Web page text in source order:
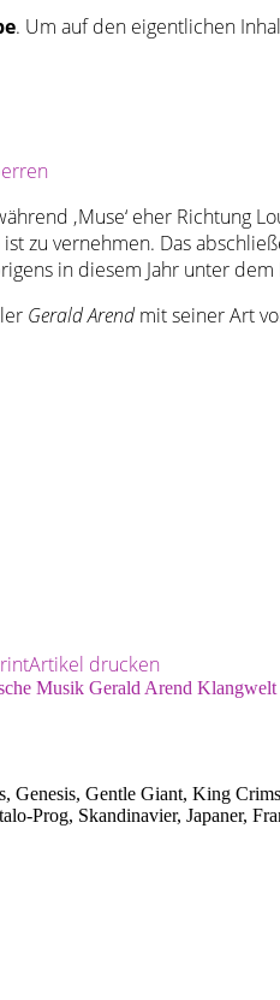
. Um auf den eigentlichen
‚Muse‘ eher
zu vernehmen. Das
in diesem Jahr unter
Gerald Arendmit seiner Art
Artikel drucken
Musik Gerald Arend Klangwelt
Genesis, Gentle Giant, King
Prog, Skandinavier, Japaner,